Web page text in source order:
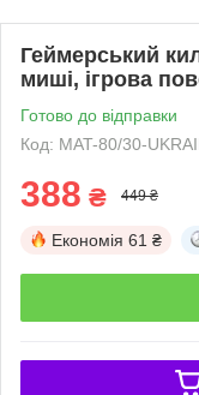
Геймерський
миші, ігрова
Готово до відправки
Код: MAT-80/30-
388 ₴ 449 ₴
Економія 61 ₴